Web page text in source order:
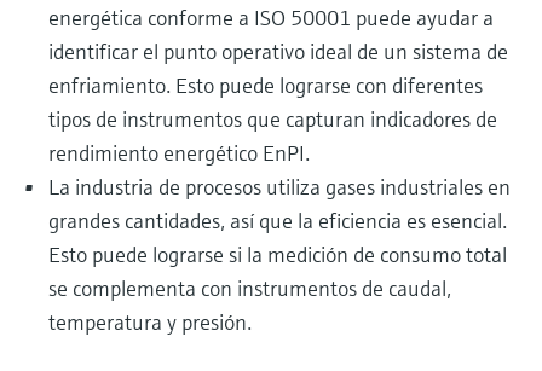
energética conforme a ISO 50001 puede ayudar a
identificar el punto operativo ideal de un sistema de
enfriamiento. Esto puede lograrse con diferentes
tipos de instrumentos que capturan indicadores de
rendimiento energético EnPI.
La industria de procesos utiliza gases industriales en
grandes cantidades, así que la eficiencia es esencial.
Esto puede lograrse si la medición de consumo total
se complementa con instrumentos de caudal,
temperatura y presión.